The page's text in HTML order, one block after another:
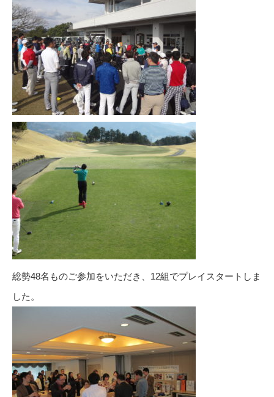
総勢48名ものご参加をいただき、12組でプレイスタートしま
した。